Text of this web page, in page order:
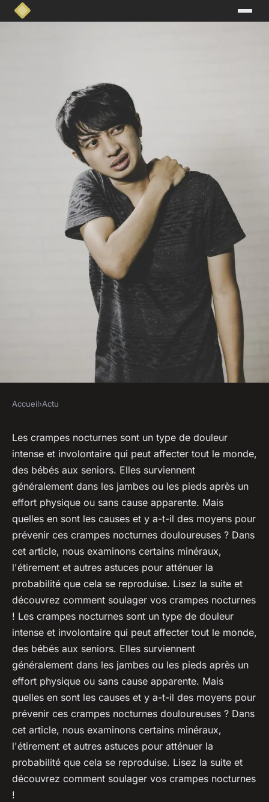
Astuces pour prévenir et
traiter les crampes nocturnes.
sébastien•10 avril 2023•4 min de lecture
Accueil›Actu
Les crampes nocturnes sont un type de douleur
intense et involontaire qui peut affecter tout le monde,
des bébés aux seniors. Elles surviennent
généralement dans les jambes ou les pieds après un
effort physique ou sans cause apparente. Mais
quelles en sont les causes et y a-t-il des moyens pour
prévenir ces crampes nocturnes douloureuses ? Dans
cet article, nous examinons certains minéraux,
l'étirement et autres astuces pour atténuer la
probabilité que cela se reproduise. Lisez la suite et
découvrez comment soulager vos crampes nocturnes
! Les crampes nocturnes sont un type de douleur
intense et involontaire qui peut affecter tout le monde,
des bébés aux seniors. Elles surviennent
généralement dans les jambes ou les pieds après un
effort physique ou sans cause apparente. Mais
quelles en sont les causes et y a-t-il des moyens pour
prévenir ces crampes nocturnes douloureuses ? Dans
cet article, nous examinons certains minéraux,
l'étirement et autres astuces pour atténuer la
probabilité que cela se reproduise. Lisez la suite et
découvrez comment soulager vos crampes nocturnes
!